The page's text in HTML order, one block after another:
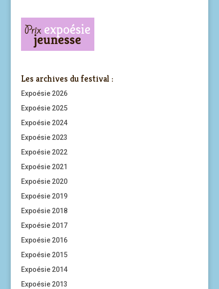
Les archives du festival :
Expoésie 2026
Expoésie 2025
Expoésie 2024
Expoésie 2023
Expoésie 2022
Expoésie 2021
Expoésie 2020
Expoésie 2019
Expoésie 2018
Expoésie 2017
Expoésie 2016
Expoésie 2015
Expoésie 2014
Expoésie 2013